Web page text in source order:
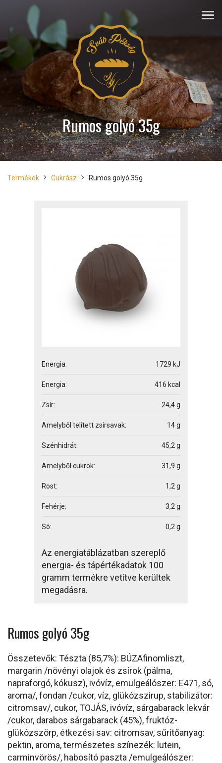
Rumos golyó 35g
Termékek Cukrász Rumos golyó 35g
Energia: 1729 kJ
Energia: 416 kcal
Zsír: 24,4 g
Amelyből telített zsírsavak: 14 g
Szénhidrát: 45,2 g
Amelyből cukrok: 31,9 g
Rost: 1,2 g
Fehérje: 3,2 g
Só: 0,2 g
Az energiatáblázatban szereplő
energia- és tápértékadatok 100
gramm termékre vetítve kerültek
megadásra.
Rumos golyó 35g
Összetevők: Tészta (85,7%): BÚZAfinomliszt,
margarin /növényi olajok és zsírok (pálma,
napraforgó, kókusz), ivóvíz, emulgeálószer: E471, só,
aroma/, fondan /cukor, víz, glükózszirup, stabilizátor:
citromsav/, cukor, TOJÁS, ivóvíz, sárgabarack lekvár
/cukor, darabos sárgabarack (45%), fruktóz-
glükózszörp, étkezési sav: citromsav, sűrítőanyag:
pektin, aroma, természetes színezék: lutein,
carminvörös/, habosító paszta /emulgeálószer: